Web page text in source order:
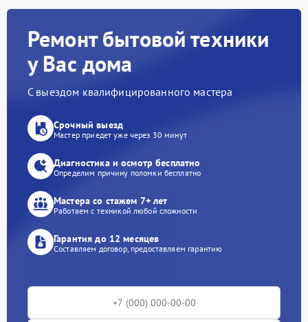
Ремонт бытовой техники
у Вас дома
С выездом квалифицированного мастера
Срочный выезд
Мастер приедет уже через 30 минут
Диагностика и осмотр бесплатно
Определим причину поломки бесплатно
Мастера со стажем 7+ лет
Работаем с техникой любой сложности
Гарантия до 12 месяцев
Составляем договор, предоставляем гарантию